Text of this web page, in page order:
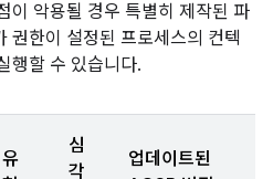
이 악용될 경우 특별히 제작된 파
권한이 설정된 프로세스의 컨텍
행할 수 있습니다.
유
심
각
업데이트된